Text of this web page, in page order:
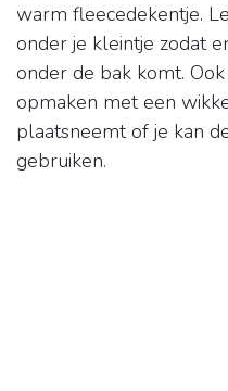
warm fleecedekentje.
onder je kleintje zodat
onder de bak komt.
opmaken met een
plaatsneemt of je kan
gebruiken.